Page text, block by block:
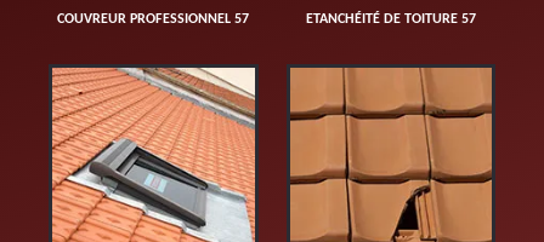
COUVREUR PROFESSIONNEL 57 ETANCHÉITÉ DE TOITURE 57